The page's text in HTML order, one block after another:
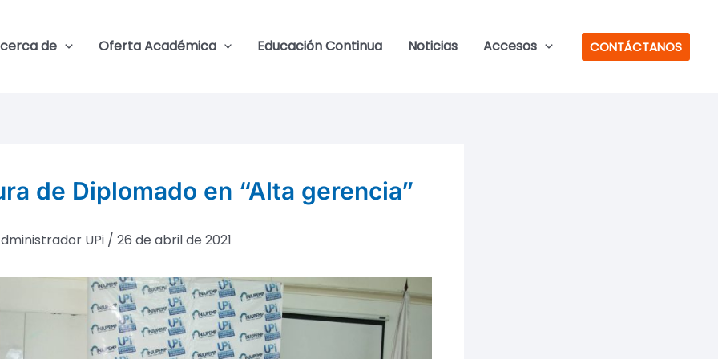
de Oferta Académica Educación Continua Noticias Accesos CONTÁCTANOS
de Diplomado en “Alta gerencia”
UPi / 26 de abril de 2021